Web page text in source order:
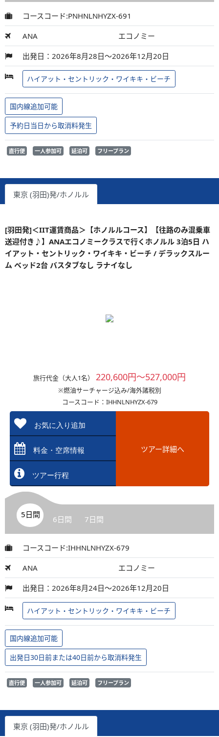
コースコード:PNHNLNHYZX-691
ANA エコノミー
出発日：2026年8月28日～2026年12月20日
ハイアット・セントリック・ワイキキ・ビーチ
国内線追加可能
予約日当日から取消料発生
直行便 一人参加可 延泊可 フリープラン
東京 (羽田)発/ホノルル
[羽田発]＜IIT運賃商品＞【ホノルルコース】【往路のみ混乗車
送迎付き♪】ANAエコノミークラスで行くホノルル 3泊5日 ハ
イアット・セントリック・ワイキキ・ビーチ / デラックスルー
ム ベッド2台 バスタブなし ラナイなし
旅行代金（大人1名） 220,600円～527,000円
※燃油サーチャージ込み/海外諸税別
コースコード：IHHNLNHYZX-679
お気に入り追加
料金・空席情報
ツアー行程
ツアー詳細へ
5日間 6日間 7日間
コースコード:IHHNLNHYZX-679
ANA エコノミー
出発日：2026年8月24日～2026年12月20日
ハイアット・セントリック・ワイキキ・ビーチ
国内線追加可能
出発日30日前または40日前から取消料発生
直行便 一人参加可 延泊可 フリープラン
東京 (羽田)発/ホノルル